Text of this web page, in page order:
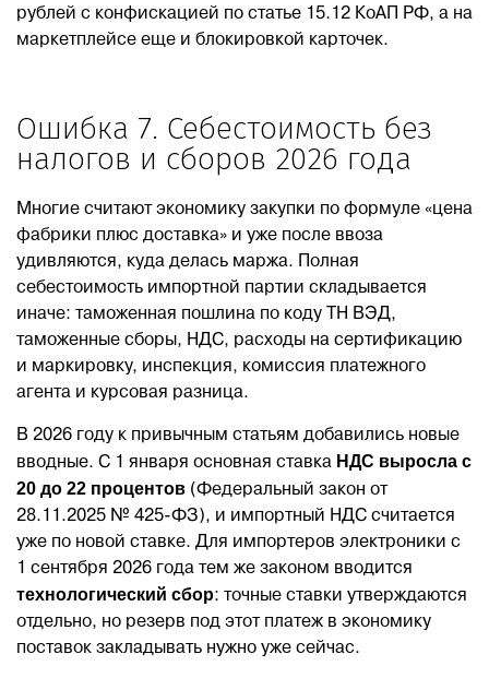
рублей с конфискацией по статье 15.12 КоАП РФ, а на
маркетплейсе еще и блокировкой карточек.
Ошибка 7. Себестоимость без
налогов и сборов 2026 года
Многие считают экономику закупки по формуле «цена
фабрики плюс доставка» и уже после ввоза
удивляются, куда делась маржа. Полная
себестоимость импортной партии складывается
иначе: таможенная пошлина по коду ТН ВЭД,
таможенные сборы, НДС, расходы на сертификацию
и маркировку, инспекция, комиссия платежного
агента и курсовая разница.
В 2026 году к привычным статьям добавились новые
вводные. С 1 января основная ставка НДС выросла с
20 до 22 процентов (Федеральный закон от
28.11.2025 № 425-ФЗ), и импортный НДС считается
уже по новой ставке. Для импортеров электроники с
1 сентября 2026 года тем же законом вводится
технологический сбор: точные ставки утверждаются
отдельно, но резерв под этот платеж в экономику
поставок закладывать нужно уже сейчас.